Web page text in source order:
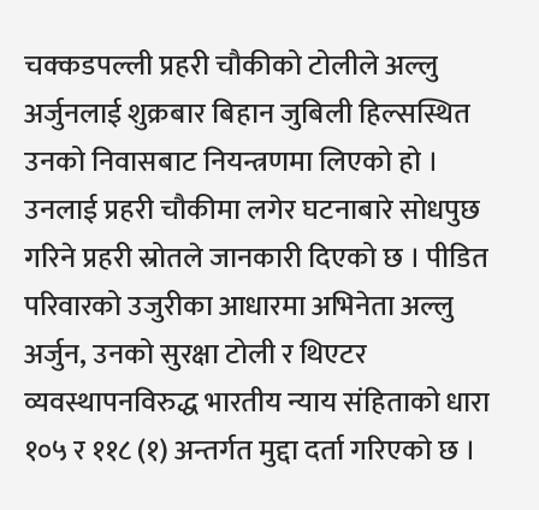
चक्कडपल्ली प्रहरी चौकीको टोलीले अल्लु
अर्जुनलाई शुक्रबार बिहान जुबिली हिल्सस्थित
उनको निवासबाट नियन्त्रणमा लिएको हो ।
उनलाई प्रहरी चौकीमा लगेर घटनाबारे सोधपुछ
गरिने प्रहरी स्रोतले जानकारी दिएको छ । पीडित
परिवारको उजुरीका आधारमा अभिनेता अल्लु
अर्जुन, उनको सुरक्षा टोली र थिएटर
व्यवस्थापनविरुद्ध भारतीय न्याय संहिताको धारा
१०५ र ११८ (१) अन्तर्गत मुद्दा दर्ता गरिएको छ ।